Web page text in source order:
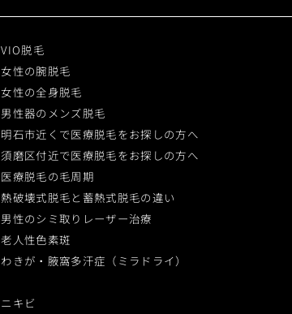
VIO脱毛
女性の腕脱毛
女性の全身脱毛
男性器のメンズ脱毛
明石市近くで医療脱毛をお探しの方へ
須磨区付近で医療脱毛をお探しの方へ
医療脱毛の毛周期
熱破壊式脱毛と蓄熱式脱毛の違い
男性のシミ取りレーザー治療
老人性色素斑
わきが・腋窩多汗症（ミラドライ）
ニキビ